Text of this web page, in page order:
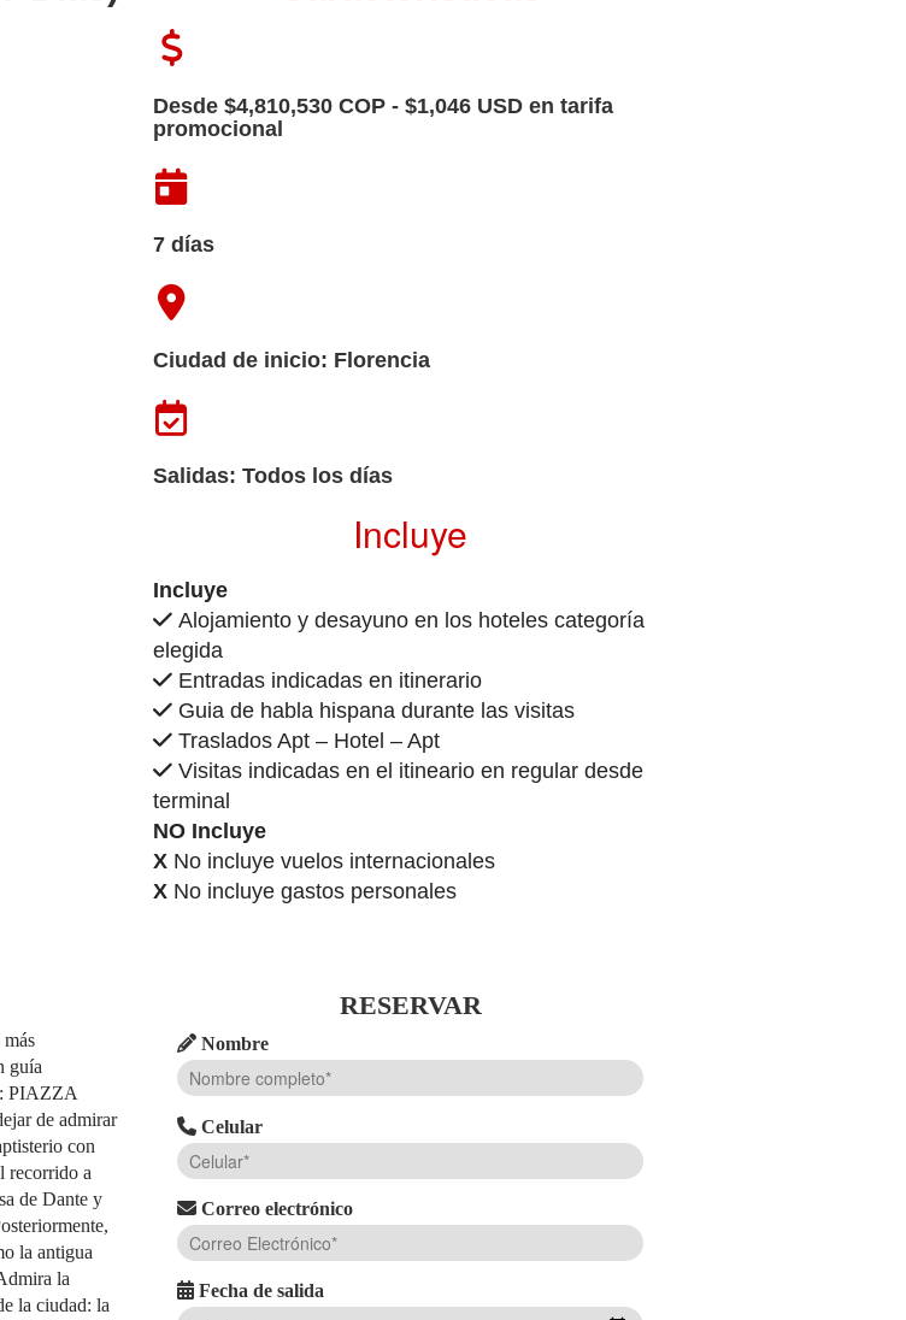
guía
PIAZZA
de admirar
con
recorrido a
de Dante y
la antigua
la
la ciudad: la
Desde $4,810,530 COP - $1,046 USD en tarifa
promocional
7 días
Ciudad de inicio: Florencia
Salidas: Todos los días
Incluye
Incluye
Alojamiento y desayuno en los hoteles categoría
elegida
Entradas indicadas en itinerario
Guia de habla hispana durante las visitas
Traslados Apt – Hotel – Apt
Visitas indicadas en el itineario en regular desde
terminal
NO Incluye
X No incluye vuelos internacionales
X No incluye gastos personales
RESERVAR
Nombre
Celular
Correo electrónico
Fecha de salida